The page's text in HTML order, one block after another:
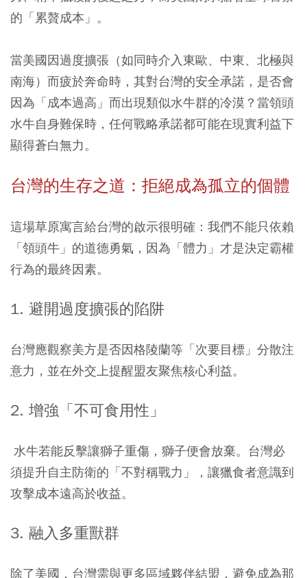
的「累贅成本」。
當美國因過度擴張（如同時介入東歐、中東、北極與
南海）而疲於奔命時，其對台灣的安全承諾，是否會
因為「成本過高」而出現類似水牛群的冷漠？當領頭
水牛自身難保時，任何戰略承諾都可能在現實利益下
顯得蒼白無力。
台灣的生存之道：拒絕成為孤立的個體
這場草原寓言給台灣的啟示很明確：我們不能只依賴
「領頭牛」的道德勇氣，因為「體力」才是決定霸權
行為的最終因素。
1. 避開過度擴張的陷阱
台灣應觀察美方是否因格陵蘭等「次要目標」分散注
意力，並在外交上提醒盟友聚焦核心利益。
2. 增強「不可食用性」
水牛若能反擊讓獅子重傷，獅子便會放棄。台灣必
須提升自主防衛的「不對稱戰力」，讓獵食者意識到
攻擊成本遠高於收益。
3. 融入多重獸群
除了美國，台灣需與更多區域夥伴結盟，避免成為那